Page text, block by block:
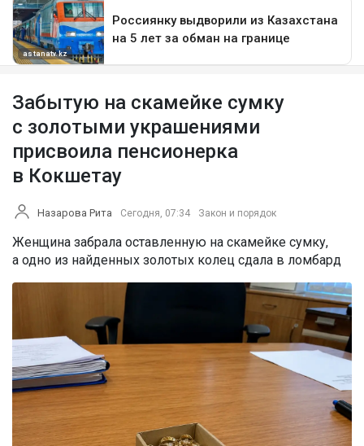
Забытую на скамейке сумку
с золотыми украшениями
присвоила пенсионерка
в Кокшетау
Назарова Рита Сегодня, 07:34 Закон и порядок
Женщина забрала оставленную на скамейке сумку,
а одно из найденных золотых колец сдала в ломбард